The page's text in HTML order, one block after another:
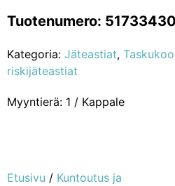
Tuotenumero: 51733430
Kategoria: Jäteastiat,
riskijäteastiat
Myyntierä: 1 / Kappale
Etusivu / Kuntoutus ja